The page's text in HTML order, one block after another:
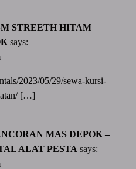
STREETH HITAM
says:
2023/05/29/sewa-kursi-
[…]
MAS DEPOK –
ALAT PESTA says: